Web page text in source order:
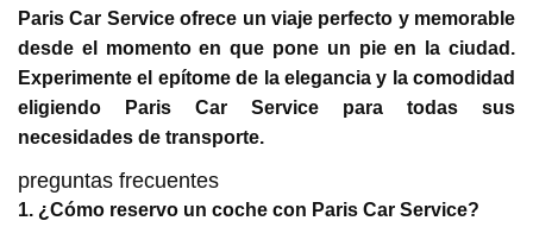
Paris Car Service ofrece un viaje perfecto y memorable
desde el momento en que pone un pie en la ciudad.
Experimente el epítome de la elegancia y la comodidad
eligiendo Paris Car Service para todas sus
necesidades de transporte.
preguntas frecuentes
1. ¿Cómo reservo un coche con Paris Car Service?